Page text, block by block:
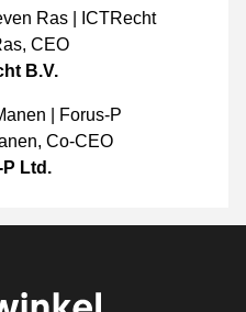
, CEO
B.V.
, Co-CEO
P Ltd.